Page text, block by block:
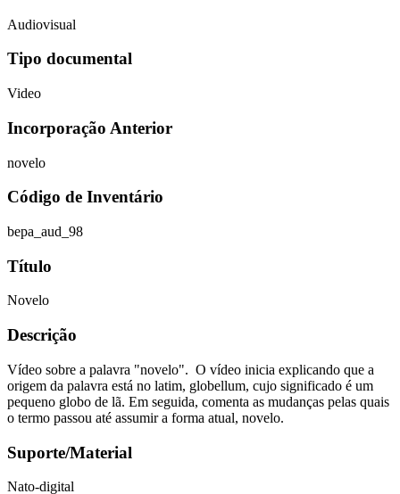
Audiovisual
Tipo documental
Video
Incorporação Anterior
novelo
Código de Inventário
bepa_aud_98
Título
Novelo
Descrição
Vídeo sobre a palavra "novelo". O vídeo inicia explicando que a
origem da palavra está no latim, globellum, cujo significado é um
pequeno globo de lã. Em seguida, comenta as mudanças pelas quais
o termo passou até assumir a forma atual, novelo.
Suporte/Material
Nato-digital